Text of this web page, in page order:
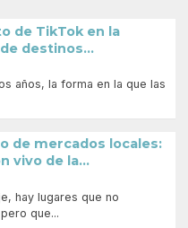
de TikTok en la
destinos...
años, la forma en la que las
de mercados locales:
vivo de la...
hay lugares que no
que...